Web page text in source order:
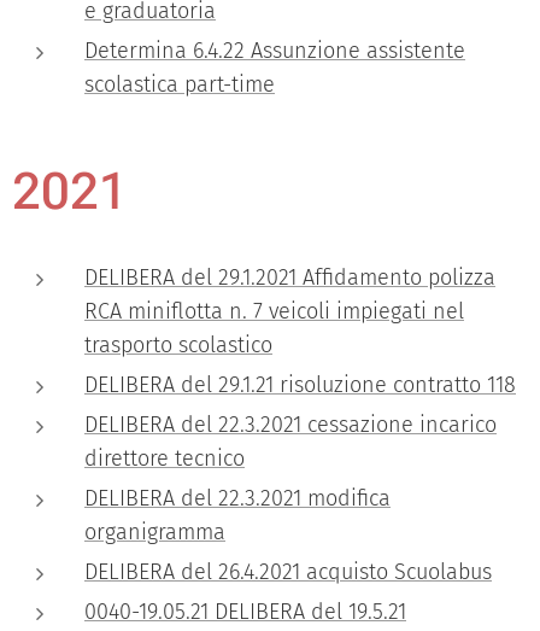
e graduatoria
Determina 6.4.22 Assunzione assistente
scolastica part-time
2021
DELIBERA del 29.1.2021 Affidamento polizza
RCA miniflotta n. 7 veicoli impiegati nel
trasporto scolastico
DELIBERA del 29.1.21 risoluzione contratto 118
DELIBERA del 22.3.2021 cessazione incarico
direttore tecnico
DELIBERA del 22.3.2021 modifica
organigramma
DELIBERA del 26.4.2021 acquisto Scuolabus
0040-19.05.21 DELIBERA del 19.5.21